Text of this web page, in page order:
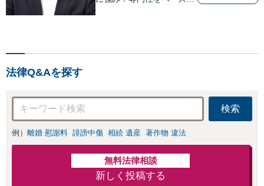
法律Q&Aを探す
検索
例） 離婚 慰謝料 誹謗中傷 相続 遺産 著作物 違法
無料法律相談
新しく投稿する